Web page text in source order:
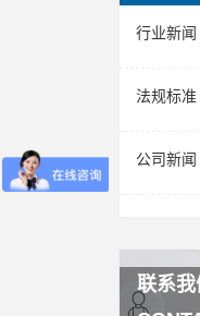
行业新闻
法规标准
公司新闻
联系我